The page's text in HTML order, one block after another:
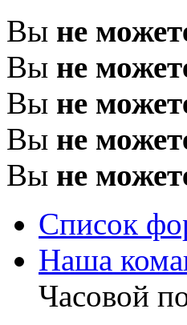
Вы не
Вы не
Вы не
Вы не
Вы не
Список
Наша
Часовой